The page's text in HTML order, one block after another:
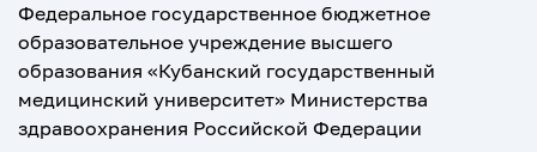
Федеральное государственное бюджетное
образовательное учреждение высшего
образования «Кубанский государственный
медицинский университет» Министерства
здравоохранения Российской Федерации